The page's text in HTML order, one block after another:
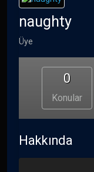
naughty
Üye
0
Konular
Hakkında